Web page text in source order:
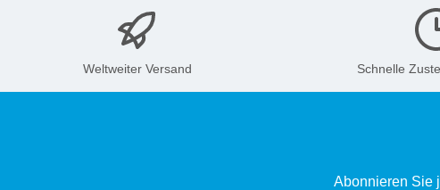
Weltweiter Versand Schnelle
Abonnieren Sie